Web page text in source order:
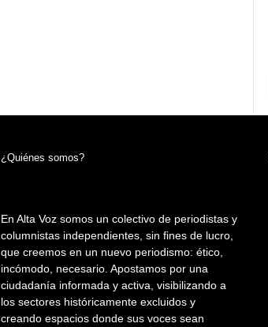
¿Quiénes somos?
En Alta Voz somos un colectivo de periodistas y
columnistas independientes, sin fines de lucro,
que creemos en un nuevo periodismo: ético,
incómodo, necesario. Apostamos por una
ciudadanía informada y activa, visibilizando a
los sectores históricamente excluidos y
creando espacios donde sus voces sean